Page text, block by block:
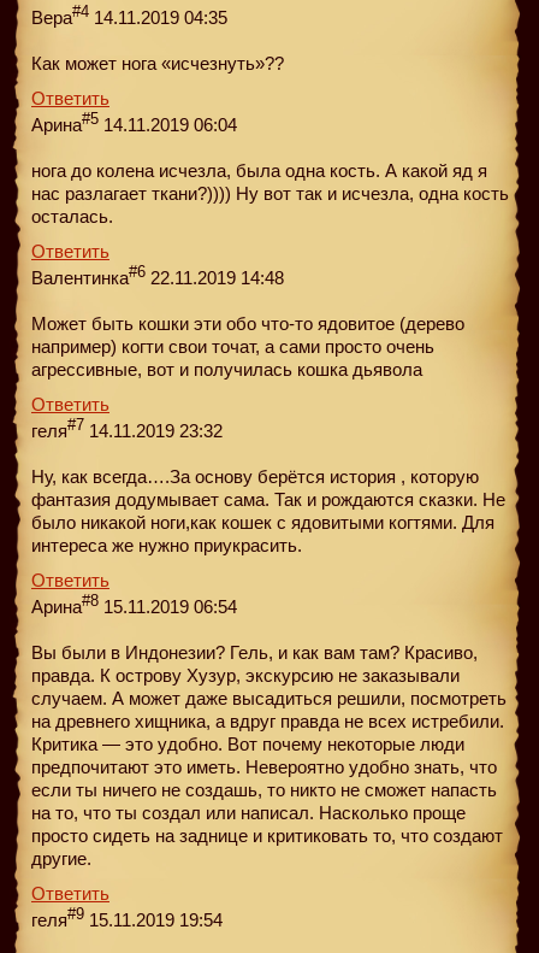
Вера#4 14.11.2019 04:35
Как может нога «исчезнуть»??
Ответить
Арина#5 14.11.2019 06:04
нога до колена исчезла, была одна кость. А какой яд я
нас разлагает ткани?)))) Ну вот так и исчезла, одна кость
осталась.
Ответить
Валентинка#6 22.11.2019 14:48
Может быть кошки эти обо что-то ядовитое (дерево
например) когти свои точат, а сами просто очень
агрессивные, вот и получилась кошка дьявола
Ответить
геля#7 14.11.2019 23:32
Ну, как всегда….За основу берётся история , которую
фантазия додумывает сама. Так и рождаются сказки. Не
было никакой ноги,как кошек с ядовитыми когтями. Для
интереса же нужно приукрасить.
Ответить
Арина#8 15.11.2019 06:54
Вы были в Индонезии? Гель, и как вам там? Красиво,
правда. К острову Хузур, экскурсию не заказывали
случаем. А может даже высадиться решили, посмотреть
на древнего хищника, а вдруг правда не всех истребили.
Критика — это удобно. Вот почему некоторые люди
предпочитают это иметь. Невероятно удобно знать, что
если ты ничего не создашь, то никто не сможет напасть
на то, что ты создал или написал. Насколько проще
просто сидеть на заднице и критиковать то, что создают
другие.
Ответить
геля#9 15.11.2019 19:54